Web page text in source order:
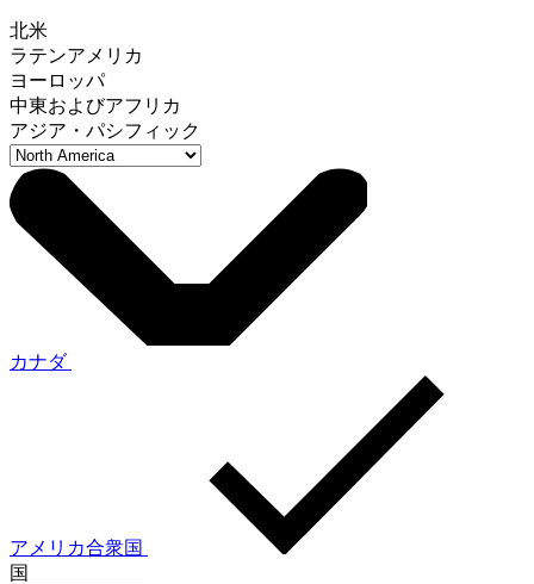
北米
ラテンアメリカ
ヨーロッパ
中東およびアフリカ
アジア・パシフィック
カナダ
アメリカ合衆国
国